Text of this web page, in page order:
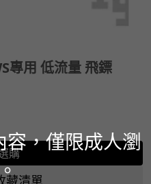
專用 低流量 飛鏢
購 ，僅限成人瀏